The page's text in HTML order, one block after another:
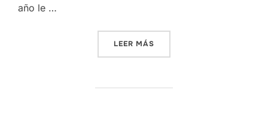
año le …
LEER MÁS